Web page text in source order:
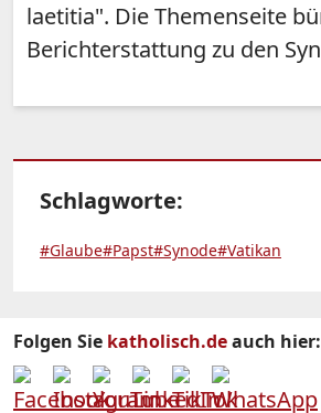
laetitia". Die Themenseite
Berichterstattung zu den
Schlagworte:
#Glaube#Papst#Synode#Vatikan
Folgen Sie katholisch.deauch hier: